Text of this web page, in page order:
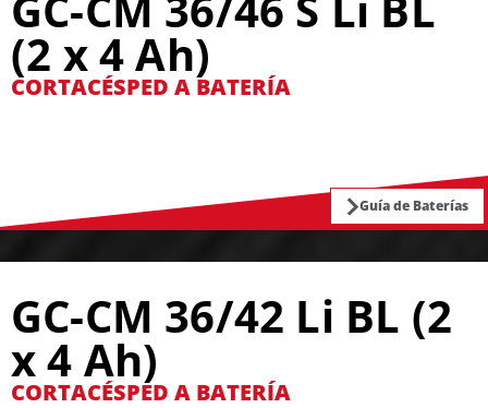
(2 x 4 Ah)
CORTACÉSPED A BATERÍA
Guía de Baterías
GC-CM 36/42 Li BL (2
x 4 Ah)
CORTACÉSPED A BATERÍA